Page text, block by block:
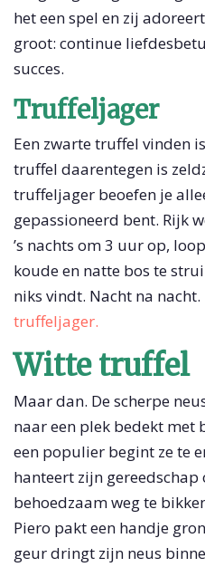
het een spel en zij
groot: continue
succes.
Truffeljager
Een zwarte truffel vinden
truffel daarentegen is
truffeljager beoefen je
gepassioneerd bent. Rijk
’s nachts om 3 uur op,
koude en natte bos te
niks vindt. Nacht na
truffeljager.
Witte truffel
Maar dan. De scherpe
naar een plek bedekt met
een populier begint ze te
hanteert zijn
behoedzaam weg te
Piero pakt een handje
geur dringt zijn neus